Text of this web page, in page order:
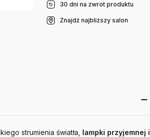
30 dni na zwrot produktu
Znajdź najbliższy salon
strumienia światła, lampki przyjemnej i